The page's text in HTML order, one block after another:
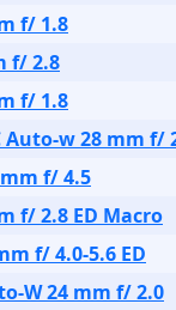
f/ 1.8
f/ 2.8
f/ 1.8
Auto-w 28 mm f/
f/ 4.5
f/ 2.8 ED Macro
f/ 4.0-5.6 ED
W 24 mm f/ 2.0